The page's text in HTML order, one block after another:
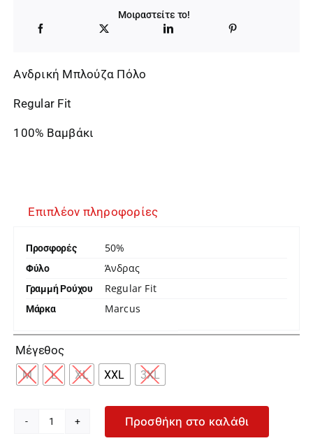
29,95 €.
είναι:
14,98 €.
Μοιραστείτε το!
Ανδρική Μπλούζα Πόλο
Regular Fit
100% Βαμβάκι
Επιπλέον πληροφορίες
Προσφορές 50%
Φύλο Άνδρας
Γραμμή Ρούχου Regular Fit
Μάρκα Marcus
Μέγεθος
M L XL XXL 3XL
Marcus
Προσθήκη στο καλάθι